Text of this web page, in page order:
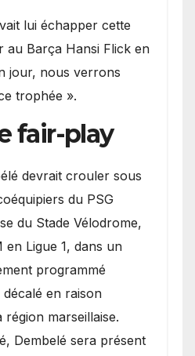
lui échapper cette
au Barça Hansi Flick en
jour, nous verrons
trophée ».
fair-play
devrait crouler sous
du PSG
du Stade Vélodrome,
en Ligue 1, dans un
programmé
en raison
région marseillaise.
Dembelé sera présent